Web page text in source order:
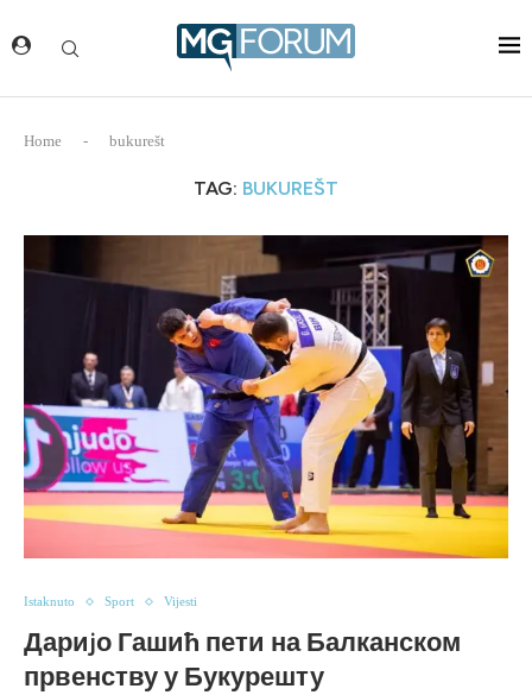
Home - bukurešt
TAG: BUKUREŠT
Istaknuto Sport Vijesti
Дариjо Гашић пети на Балканском
првенству у Букурешту